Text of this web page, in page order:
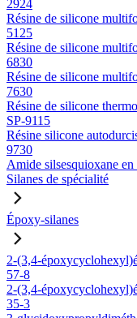
2924
Résine de silicone
5125
Résine de silicone
6830
Résine de silicone
7630
Résine de silicone
SP-9115
Résine silicone
9730
Amide silsesquioxane
Silanes de spécialité
Époxy-silanes
2-(3,4-
57-8
2-(3,4-
35-3